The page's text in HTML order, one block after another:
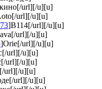
url][/u][u]
url][/u][u]
]B114[/url][/u][u]
url][/u][u]
]Orie[/url][/u][u]
url][/u][u]
url][/u][u]
url][/u][u]
url][/u][u]